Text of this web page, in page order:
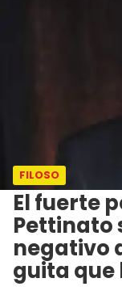
FILOSO
El fuerte
Pettinato
negativo
guita que